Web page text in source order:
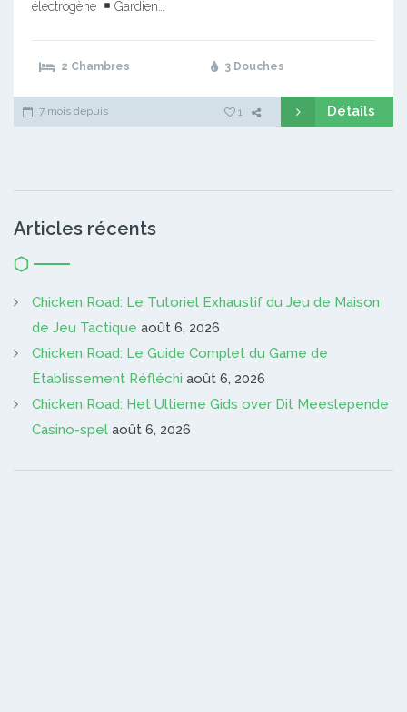
électrogène
Gardien…
2 Chambres 3 Douches
7 mois depuis 1 Détails
Articles récents
Chicken Road: Le Tutoriel Exhaustif du Jeu de Maison
de Jeu Tactique août 6, 2026
Chicken Road: Le Guide Complet du Game de
Établissement Réfléchi août 6, 2026
Chicken Road: Het Ultieme Gids over Dit Meeslepende
Casino-spel août 6, 2026